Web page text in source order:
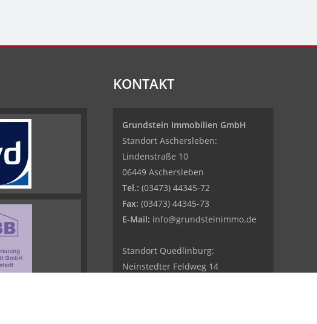
KONTAKT
Grundstein Immobilien GmbH
Standort Aschersleben:
Lindenstraße 10
06449 Aschersleben
Tel.: (03473) 44345-72
Fax: (03473) 44345-73
E-Mail: info@grundsteinimmo.de
Standort Quedlinburg:
Neinstedter Feldweg 14